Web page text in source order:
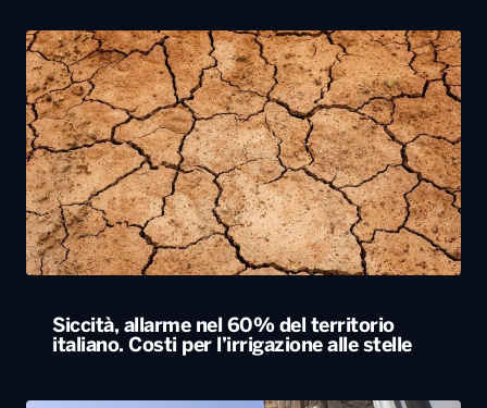
Siccità, allarme nel 60% del territorio
italiano. Costi per l’irrigazione alle stelle